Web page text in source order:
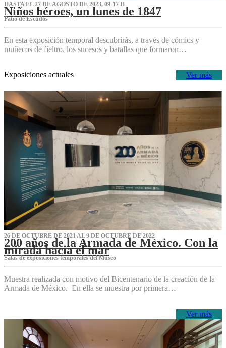
HASTA EL 27 DE AGOSTO DE 2023, 09-17 H
Niños héroes, un lunes de 1847
Patio de Escudos
En esta exposición temporal descubrirás, a través de cómics y
muñecos de fieltro, los sucesos y batallas que formaron…
Ver más
Exposiciones actuales
26 DE OCTUBRE DE 2021 AL 9 DE OCTUBRE DE 2022
200 años de la Armada de México. Con la
mirada hacia el mar
Salas de exposiciones temporales del Museo‌
Muestra realizada con motivo del Bicentenario de la creación de la
Armada de México. En ella se muestra por primera…
Ver más